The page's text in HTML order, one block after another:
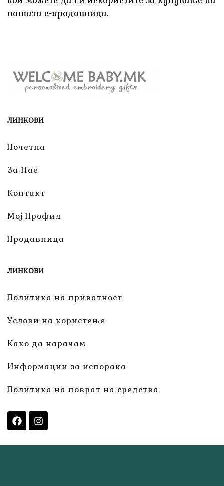
нашата е-продавница.
ЛИНКОВИ
Почетна
За Нас
Контакт
Мој Профил
Продавница
ЛИНКОВИ
Политика на приватност
Услови на користење
Како да нарачам
Информации за испорака
Политика на поврат на средства